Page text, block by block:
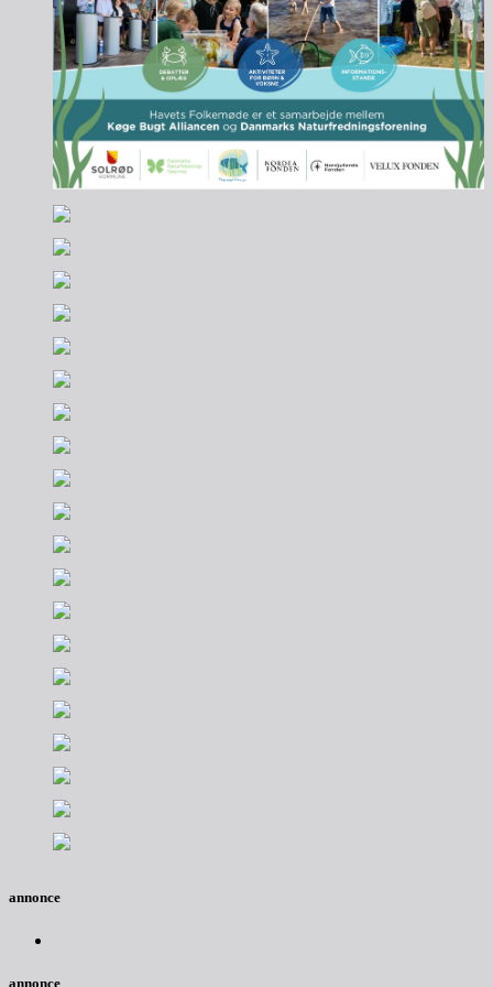
annonce
annonce